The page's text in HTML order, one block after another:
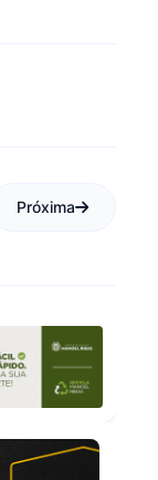
Próxima